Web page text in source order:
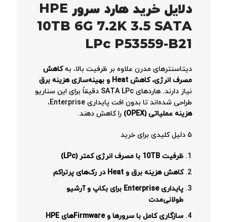
دلایل خرید هارد سرور HPE
10TB 6G 7.2K 3.5 SATA
LPc P53559-B21
دیتاسنترهای مدرن علاوه بر ظرفیت بالا، بهکاهش
مصرف انرژی، کاهش Heat و بهینه‌سازی هزینه برق
نیاز دارند. هاردهای SATA LPc دقیقاً برای این سناریو
طراحی شده‌اند تا بدون افت پایداری Enterprise،
هزینه عملیاتی (OPEX)
را کاهش دهند.
۵ دلیل کلیدی برای خرید
ظرفیت 10TB با مصرف انرژی کمتر (LPc)
کاهش هزینه برق و Heat در رک‌های پرتراکم
پایداری Enterprise برای بکاپ و آرشیو
طولانی‌مدت
سازگاری کامل با سرورها و Firmwareهای HPE